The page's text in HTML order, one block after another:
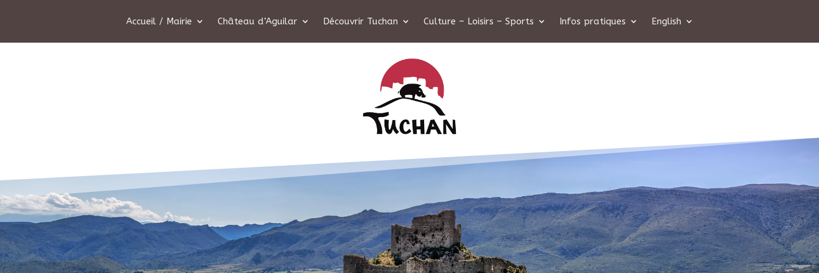
Accueil / Mairie Château d’Aguilar Découvrir Tuchan Culture – Loisirs – Sports Infos pratiques English